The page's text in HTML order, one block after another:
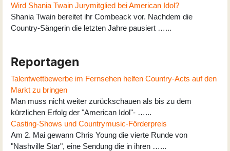
Wird Shania Twain Jurymitglied bei American Idol?
Shania Twain bereitet ihr Combeack vor. Nachdem die
Country-Sängerin die letzten Jahre pausiert …...
Reportagen
Talentwettbewerbe im Fernsehen helfen Country-Acts auf den
Markt zu bringen
Man muss nicht weiter zurückschauen als bis zu dem
kürzlichen Erfolg der "American Idol"- …...
Casting-Shows und Countrymusic-Förderpreis
Am 2. Mai gewann Chris Young die vierte Runde von
"Nashville Star", eine Sendung die in ihren …...